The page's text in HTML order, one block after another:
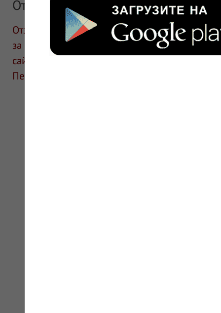
Отзывы
Отзывы размещают посетители сайта.
за информацию в отзывах. Описание
сайте для ознакомления и не является
Перед применением необходима